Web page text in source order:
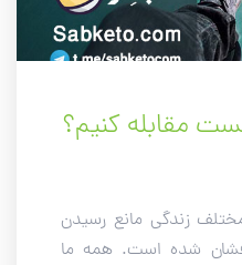
مقابله کنیم؟
زندگی مانع رسیدن
شده است. همه ما